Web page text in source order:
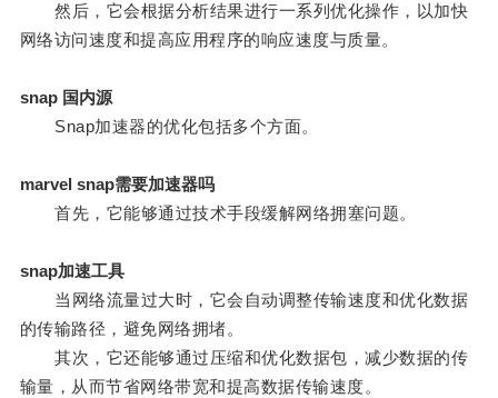
然后，它会根据分析结果进行一系列优化操作，以加快
网络访问速度和提高应用程序的响应速度与质量。
snap 国内源
Snap加速器的优化包括多个方面。
marvel snap需要加速器吗
首先，它能够通过技术手段缓解网络拥塞问题。
snap加速工具
当网络流量过大时，它会自动调整传输速度和优化数据
的传输路径，避免网络拥堵。
其次，它还能够通过压缩和优化数据包，减少数据的传
输量，从而节省网络带宽和提高数据传输速度。